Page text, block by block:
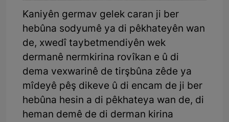
Kaniyên germav gelek caran ji ber
hebûna sodyumê ya di pêkhateyên wan
de, xwedî taybetmendiyên wek
dermanê nermkirina rovîkan e û di
dema vexwarinê de tirşbûna zêde ya
mîdeyê pêş dikeve û di encam de ji ber
hebûna hesin a di pêkhateya wan de, di
heman demê de di derman kirina